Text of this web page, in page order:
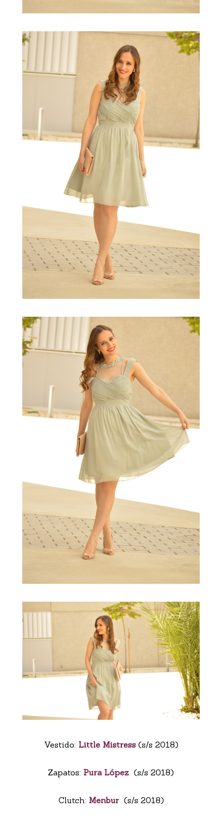
Vestido: Little Mistress (s/s 2018)
Zapatos: Pura López (s/s 2018)
Clutch: Menbur(s/s 2018)